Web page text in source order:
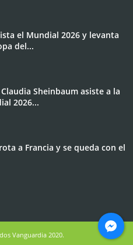
el Mundial 2026 y levanta
del...
Sheinbaum asiste a la
2026...
a Francia y se queda con el
Vanguardia 2020.